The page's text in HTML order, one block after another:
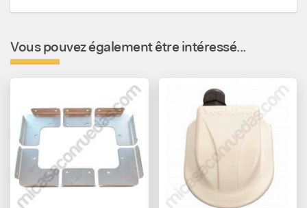
Vous pouvez également être intéressé...